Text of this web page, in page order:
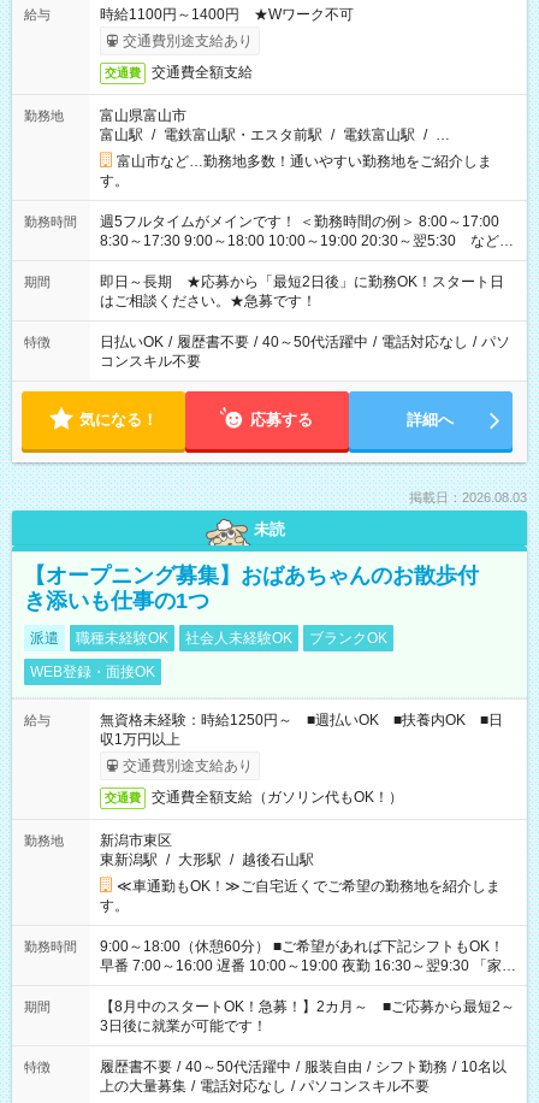
給与
時給1100円～1400円 ★Wワーク不可
交通費別途支給あり
交通費 交通費全額支給
勤務地
富山県富山市
富山駅 / 電鉄富山駅・エスタ前駅 / 電鉄富山駅 / …
富山市など…勤務地多数！通いやすい勤務地をご紹介しま
す。
勤務時間
週5フルタイムがメインです！ ＜勤務時間の例＞ 8:00～17:00
8:30～17:30 9:00～18:00 10:00～19:00 20:30～翌5:30 など ★
その他にも勤務時間多数！ 日勤のみ、残業なし、交替制など
ご希望を教えてください！
期間
即日～長期 ★応募から「最短2日後」に勤務OK！スタート日
はご相談ください。★急募です！
特徴 日払いOK / 履歴書不要 / 40～50代活躍中 / 電話対応なし / パソ
コンスキル不要
気になる！ 応募する 詳細へ
掲載日：2026.08.03
未読
【オープニング募集】おばあちゃんのお散歩付
き添いも仕事の1つ
派遣 職種未経験OK 社会人未経験OK
ブランクOK
WEB登録・面接OK
給与
無資格未経験：時給1250円～ ■週払いOK ■扶養内OK ■日
収1万円以上
交通費別途支給あり
交通費 交通費全額支給（ガソリン代もOK！）
勤務地
新潟市東区
東新潟駅 / 大形駅 / 越後石山駅
≪車通勤もOK！≫ご自宅近くでご希望の勤務地を紹介しま
す。
勤務時間
9:00～18:00（休憩60分） ■ご希望があれば下記シフトもOK！
早番 7:00～16:00 遅番 10:00～19:00 夜勤 16:30～翌9:30 「家族
と休みを合わせたい」 「余裕を持って夕飯の準備がしたい」
「できれば残業はしたくない」 など、ご希望を教えてください
ね。 ※Wワーク希望の方へ 今ご覧のお仕事で希望する勤務時間
と、もう1つのお仕事の勤務時間。 合計で週40時間を超える場
合は応募できません。
期間
【8月中のスタートOK！急募！】2カ月～ ■ご応募から最短2～
3日後に就業が可能です！
特徴 履歴書不要 / 40～50代活躍中 / 服装自由 / シフト勤務 / 10名以
上の大量募集 / 電話対応なし / パソコンスキル不要